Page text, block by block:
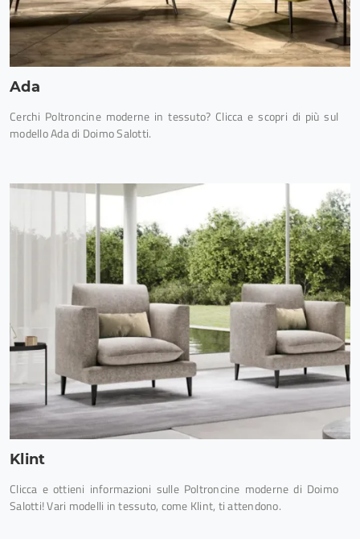
Ada
Cerchi Poltroncine moderne in tessuto? Clicca e scopri di più sul
modello Ada di Doimo Salotti.
Klint
Clicca e ottieni informazioni sulle Poltroncine moderne di Doimo
Salotti! Vari modelli in tessuto, come Klint, ti attendono.